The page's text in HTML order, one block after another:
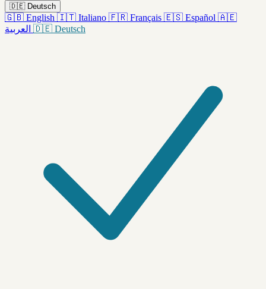
🇩🇪 Deutsch
🇬🇧 English 🇮🇹 Italiano 🇫🇷 Français 🇪🇸 Español 🇦🇪
العربية 🇩🇪 Deutsch